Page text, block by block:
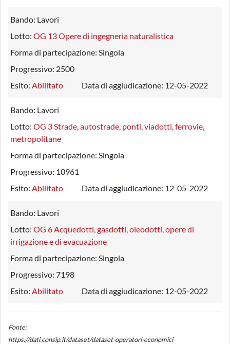
Bando: Lavori
Lotto: OG 13 Opere di ingegneria naturalistica
Forma di partecipazione: Singola
Progressivo: 2500
Esito: Abilitato Data di aggiudicazione: 12-05-2022
Bando: Lavori
Lotto: OG 3 Strade, autostrade, ponti, viadotti, ferrovie,
metropolitane
Forma di partecipazione: Singola
Progressivo: 10961
Esito: Abilitato Data di aggiudicazione: 12-05-2022
Bando: Lavori
Lotto: OG 6 Acquedotti, gasdotti, oleodotti, opere di
irrigazione e di evacuazione
Forma di partecipazione: Singola
Progressivo: 7198
Esito: Abilitato Data di aggiudicazione: 12-05-2022
Fonte:
https://dati.consip.it/dataset/dataset-operatori-economici